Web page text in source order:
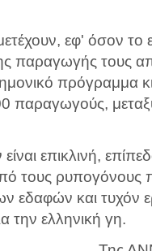
εφ' όσον το
παραγωγής τους
πρόγραμμα κι
παραγωγούς,
επικλινή,
τους ρυπογόνους
εδαφών και τυχόν
την ελληνική γη.